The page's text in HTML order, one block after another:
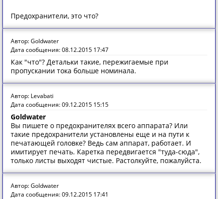
Предохранители, это что?
Автор: Goldwater
Дата сообщения: 08.12.2015 17:47
Как "что"? Детальки такие, пережигаемые при
пропускании тока больше номинала.
Автор: Levabati
Дата сообщения: 09.12.2015 15:15
Goldwater
Вы пишете о предохранителях всего аппарата? Или
такие предохранители установлены еще и на пути к
печатающей головке? Ведь сам аппарат, работает. И
имитирует печать. Каретка передвигается "туда-сюда",
только листы выходят чистые. Растолкуйте, пожалуйста.
Автор: Goldwater
Дата сообщения: 09.12.2015 17:41